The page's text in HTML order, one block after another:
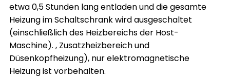
etwa 0,5 Stunden lang entladen und die gesamte
Heizung im Schaltschrank wird ausgeschaltet
(einschließlich des Heizbereichs der Host-
Maschine). , Zusatzheizbereich und
Düsenkopfheizung), nur elektromagnetische
Heizung ist vorbehalten.